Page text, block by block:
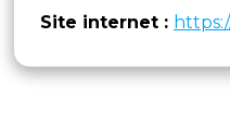
Site internet :